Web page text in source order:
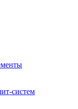
систем